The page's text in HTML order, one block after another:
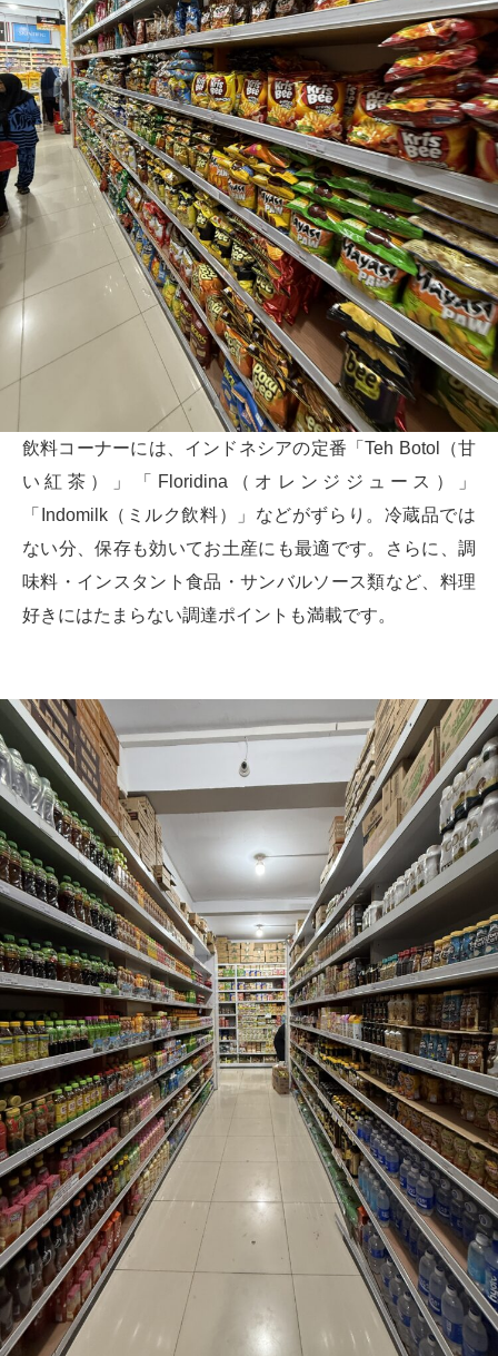
飲料コーナーには、インドネシアの定番「Teh Botol（甘
い紅茶）」「Floridina（オレンジジュース）」
「Indomilk（ミルク飲料）」などがずらり。冷蔵品では
ない分、保存も効いてお土産にも最適です。さらに、調
味料・インスタント食品・サンバルソース類など、料理
好きにはたまらない調達ポイントも満載です。